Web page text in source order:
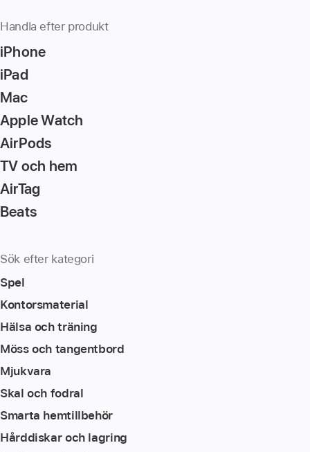
Handla efter produkt
iPhone
iPad
Mac
Apple Watch
AirPods
TV och hem
AirTag
Beats
Sök efter kategori
Spel
Kontorsmaterial
Hälsa och träning
Möss och tangentbord
Mjukvara
Skal och fodral
Smarta hemtillbehör
Hårddiskar och lagring